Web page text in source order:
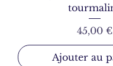
Prix
45,00 €
Ajouter au